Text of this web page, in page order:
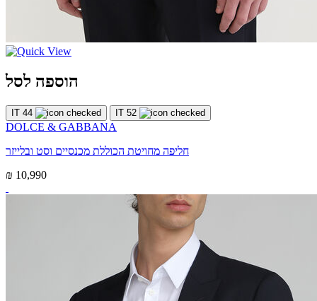
הוספה לסל
IT 44 IT 52
DOLCE & GABBANA
חליפה מחויטת הכוללת מכנסיים וסט ובלייזר
₪ 10,990